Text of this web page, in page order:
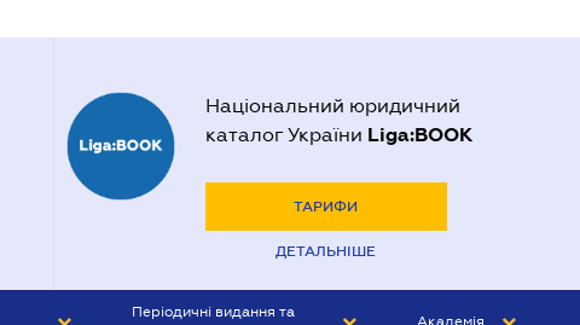
Національний юридичний
каталог України Liga:BOOK
ТАРИФИ
ДЕТАЛЬНІШЕ
Періодичні видання та
Академія